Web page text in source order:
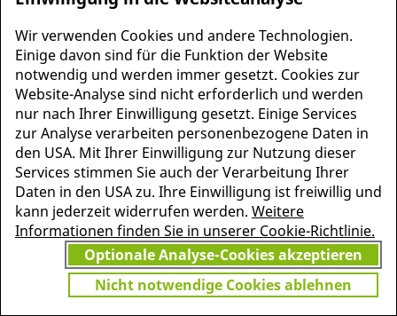
MEHR INFORMATIONEN
ZU PSCHYREMBEL
JETZT
GRATIS TESTEN
Vielen Dank für Ihr Interesse
am Pschyrembel! Wenn Sie
unbegrenzten Zugang zu
Pschyrembel Online möchten,
finden Sie hier das passende
Angebot.
Wir verwenden Cookies und andere Technologien.
Einige davon sind für die Funktion der Website
notwendig und werden immer gesetzt. Cookies zur
Website-Analyse sind nicht erforderlich und werden
nur nach Ihrer Einwilligung gesetzt. Einige Services
zur Analyse verarbeiten personenbezogene Daten in
den USA. Mit Ihrer Einwilligung zur Nutzung dieser
Services stimmen Sie auch der Verarbeitung Ihrer
Daten in den USA zu. Ihre Einwilligung ist freiwillig und
kann jederzeit widerrufen werden. Weitere
Informationen finden Sie in unserer Cookie-Richtlinie.
Optionale Analyse-Cookies akzeptieren
Nicht notwendige Cookies ablehnen